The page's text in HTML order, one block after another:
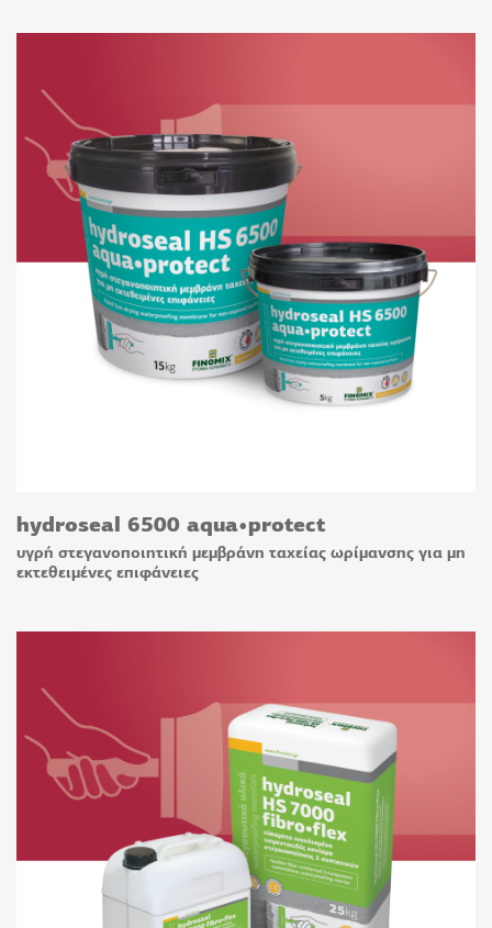
hydroseal 6500 aqua•protect
υγρή στεγανοποιητική μεμβράνη ταχείας ωρίμανσης για μη
εκτεθειμένες επιφάνειες